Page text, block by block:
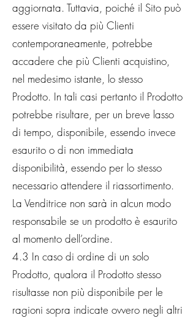
aggiornata. Tuttavia, poiché il Sito può
essere visitato da più Clienti
contemporaneamente, potrebbe
accadere che più Clienti acquistino,
nel medesimo istante, lo stesso
Prodotto. In tali casi pertanto il Prodotto
potrebbe risultare, per un breve lasso
di tempo, disponibile, essendo invece
esaurito o di non immediata
disponibilità, essendo per lo stesso
necessario attendere il riassortimento.
La Venditrice non sarà in alcun modo
responsabile se un prodotto è esaurito
al momento dell’ordine.
4.3 In caso di ordine di un solo
Prodotto, qualora il Prodotto stesso
risultasse non più disponibile per le
ragioni sopra indicate ovvero negli altri